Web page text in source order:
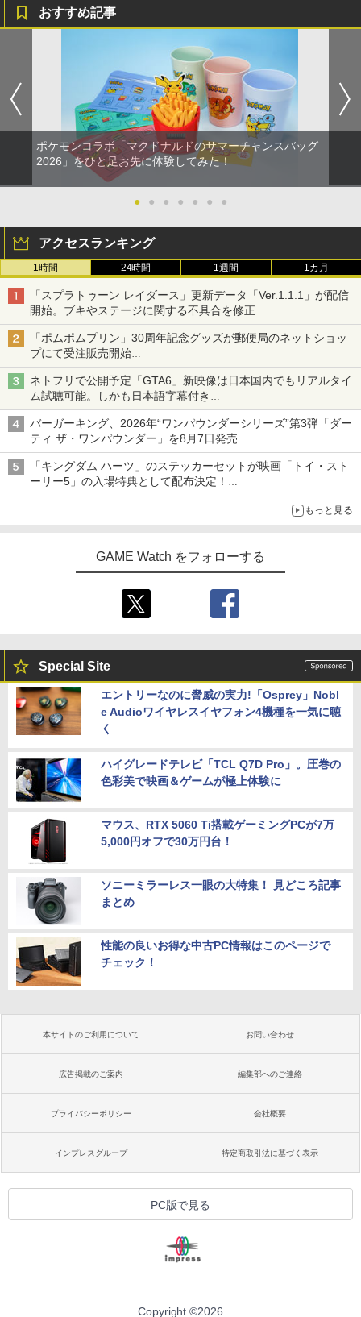
5
トローラー(CFI-ZCT2J)
￥10,737
5
￥8,020
【Amazon.co.jp限定】劇場版モノノ怪
第三章 蛇神 (オリジナル特典:オリジナル
巾着＋メーカー特典:【坤と離】二振りの
剣、十翼より来たる！スタジオ描き下ろ
しイラストボード付) [DVD]
￥8,800
おすすめ記事
ポケモンコラボ「マクドナルドのサマーチャンスバッグ
2026」をひと足お先に体験してみた！
● ● ● ● ● ● ●
アクセスランキング
1時間 24時間 1週間 1カ月
「スプラトゥーン レイダース」更新データ「Ver.1.1.1」が配信
開始。ブキやステージに関する不具合を修正
「ポムポムプリン」30周年記念グッズが郵便局のネットショッ
プにて受注販売開始
「おもちもちもちクッション」など今年だけの限定商品が登場
ネトフリで公開予定「GTA6」新映像は日本国内でもリアルタイ
ム試聴可能。しかも日本語字幕付き
Netflixから公式回答あり
バーガーキング、2026年“ワンパウンダーシリーズ”第3弾「ダー
ティ ザ・ワンパウンダー」を8月7日発売
「特製ガーリックマヨソース」を使用した超大型チーズバーガー
「キングダム ハーツ」のステッカーセットが映画「トイ・スト
ーリー5」の入場特典として配布決定！
もっと見る
GAME Watch をフォローする
Special Site
エントリーなのに脅威の実力!「Osprey」Nobl
e Audioワイヤレスイヤフォン4機種を一気に聴
く
ハイグレードテレビ「TCL Q7D Pro」。圧巻の
色彩美で映画＆ゲームが極上体験に
マウス、RTX 5060 Ti搭載ゲーミングPCが7万
5,000円オフで30万円台！
ソニーミラーレス一眼の大特集！ 見どころ記事
まとめ
性能の良いお得な中古PC情報はこのページで
チェック！
本サイトのご利用について お問い合わせ
広告掲載のご案内 編集部へのご連絡
プライバシーポリシー 会社概要
インプレスグループ 特定商取引法に基づく表示
PC版で見る
Copyright ©2026